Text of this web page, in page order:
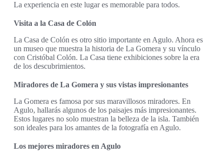
La experiencia en este lugar es memorable para todos.
Visita a la Casa de Colón
La Casa de Colón es otro sitio importante en Agulo. Ahora es
un museo que muestra la historia de La Gomera y su vínculo
con Cristóbal Colón. La Casa tiene exhibiciones sobre la era
de los descubrimientos.
Miradores de La Gomera y sus vistas impresionantes
La Gomera es famosa por sus maravillosos miradores. En
Agulo, hallarás algunos de los paisajes más impresionantes.
Estos lugares no solo muestran la belleza de la isla. También
son ideales para los amantes de la fotografía en Agulo.
Los mejores miradores en Agulo